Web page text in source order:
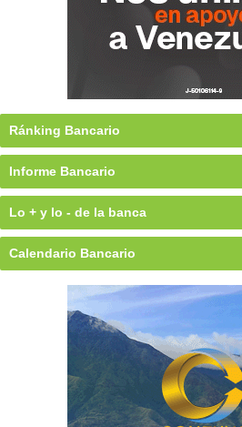
Ránking Bancario
Informe Bancario
Lo + y lo - de la banca
Calendario Bancario